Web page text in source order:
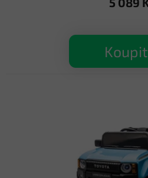
Koupit